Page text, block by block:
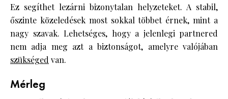
Ez segíthet lezárni bizonytalan helyzeteket. A stabil,
őszinte közeledések most sokkal többet érnek, mint a
nagy szavak. Lehetséges, hogy a jelenlegi partnered
nem adja meg azt a biztonságot, amelyre valójában
szükséged van.
Mérleg